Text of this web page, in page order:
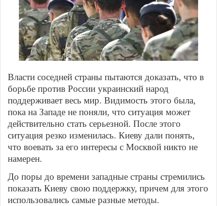
Власти соседней страны пытаются доказать, что в
борьбе против России украинский народ
поддерживает весь мир. Видимость этого была,
пока на Западе не поняли, что ситуация может
действительно стать серьезной. После этого
ситуация резко изменилась. Киеву дали понять,
что воевать за его интересы с Москвой никто не
намерен.
До поры до времени западные страны стремились
показать Киеву свою поддержку, причем для этого
использовались самые разные методы.